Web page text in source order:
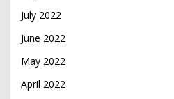
July 2022
June 2022
May 2022
April 2022